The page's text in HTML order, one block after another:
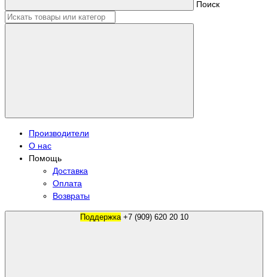
Поиск
Производители
О нас
Помощь
Доставка
Оплата
Возвраты
Поддержка +7 (909) 620 20 10